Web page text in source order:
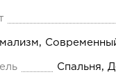
Спальня,